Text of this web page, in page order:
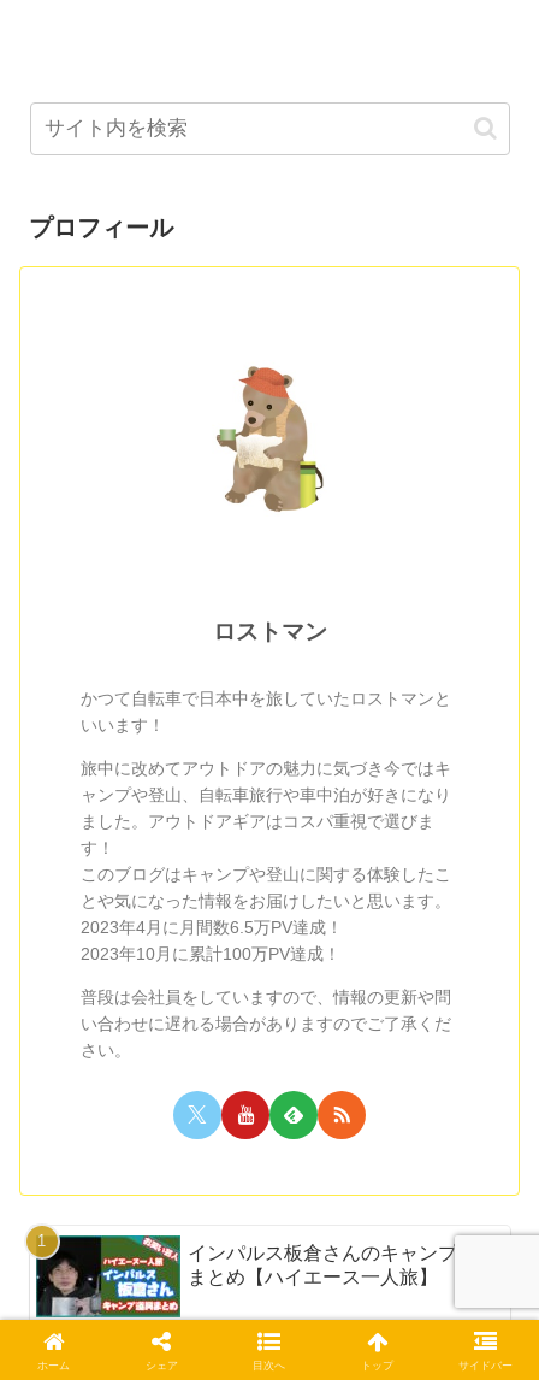
プロフィール
ロストマン
かつて自転車で日本中を旅していたロストマンと
いいます！
旅中に改めてアウトドアの魅力に気づき今ではキ
ャンプや登山、自転車旅行や車中泊が好きになり
ました。アウトドアギアはコスパ重視で選びま
す！
このブログはキャンプや登山に関する体験したこ
とや気になった情報をお届けしたいと思います。
2023年4月に月間数6.5万PV達成！
2023年10月に累計100万PV達成！
普段は会社員をしていますので、情報の更新や問
い合わせに遅れる場合がありますのでご了承くだ
さい。
インパルス板倉さんのキャンプ道具
まとめ【ハイエース一人旅】
ホーム シェア 目次へ トップ サイドバー